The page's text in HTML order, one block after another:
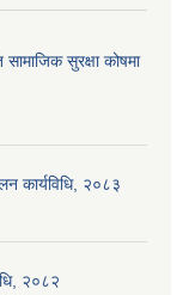
सामाजिक सुरक्षा कोषमा
कार्यविधि, २०८३
२०८२